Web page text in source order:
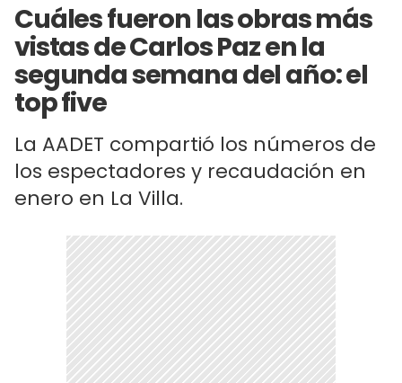
Cuáles fueron las obras más
vistas de Carlos Paz en la
segunda semana del año: el
top five
La AADET compartió los números de
los espectadores y recaudación en
enero en La Villa.